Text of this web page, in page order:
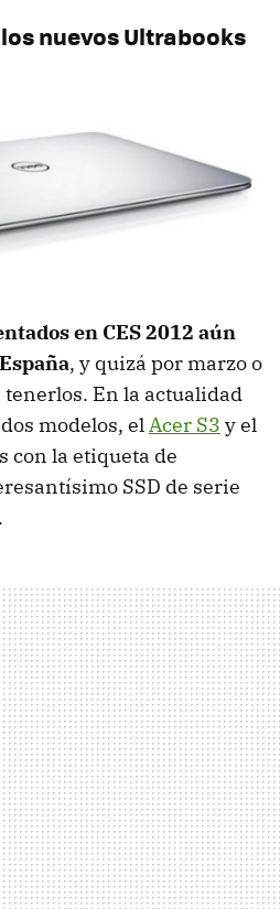
nuevos Ultrabooks
en CES2012 aún
, y quizá por marzo o
En la actualidad
modelos, elAcer S3 y el
con la etiqueta de
SSD de serie